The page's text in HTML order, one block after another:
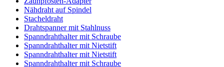
Nähdraht auf Spindel
Stacheldraht
Drahtspanner mit Stahlnuss
Spanndrahthalter mit Schraube
Spanndrahthalter mit Nietstift
Spanndrahthalter mit Nietstift
Spanndrahthalter mit Schraube